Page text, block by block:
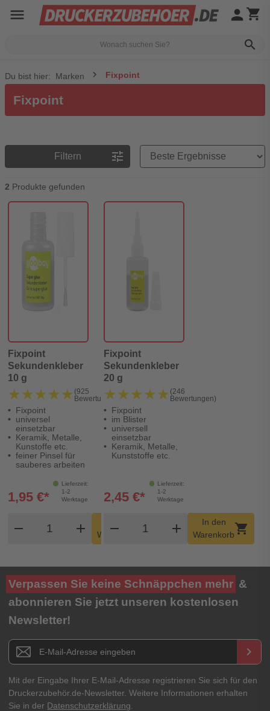
menu
search
person shopping_cart
Du bist hier: Marken Fixpoint
Fixpoint
Filtern tune
Preisreihenfolge
2 Produkte gefunden
Fixpoint
Sekundenkleber
10 g
★★★★★
★★★★★ (925
Bewertungen)
Fixpoint
universel
einsetzbar
Keramik, Metalle,
Kunstoffe etc.
feiner Pinsel für
sauberes arbeiten
Lieferzeit:
1-2
Werktage
1,95 €*
remove add
Warenkorb
shopping_cart
Fixpoint
Sekundenkleber
20 g
★★★★★
★★★★★ (246
Bewertungen)
Fixpoint
im Blister
universell
einsetzbar
Keramik, Metalle,
Kunststoffe etc.
Lieferzeit:
1-2
Werktage
2,45 €*
remove
Produkt Warenkorb
add
In den
Warenkorbshopping_cart
Verpassen Sie keine Schnäppchen mehr &
abonnieren Sie jetzt unseren kostenlosen
Newsletter!
Newsletter E-Mail Adresse keyboard_arrow_right
Mit der Eingabe Ihrer E-Mail-Adresse registrieren Sie sich für den
Druckerzubehör.de-Newsletter. Weitere Informationen erhalten
Sie in der Datenschutzerklärung